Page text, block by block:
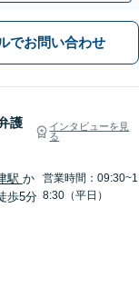
でお問い合わせ
護
インタビューを見
る
駅 か
歩5分
営業時間：09:30~1
8:30（平日）